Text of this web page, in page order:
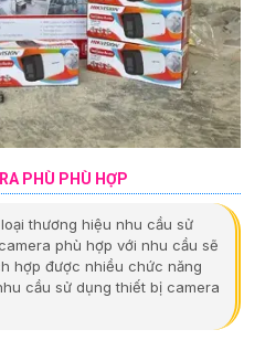
PHÙ PHÙ HỢP
thương hiệu nhu cầu sử
phù hợp với nhu cầu sẽ
hợp được nhiều chức năng
cầu sử dụng thiết bị camera